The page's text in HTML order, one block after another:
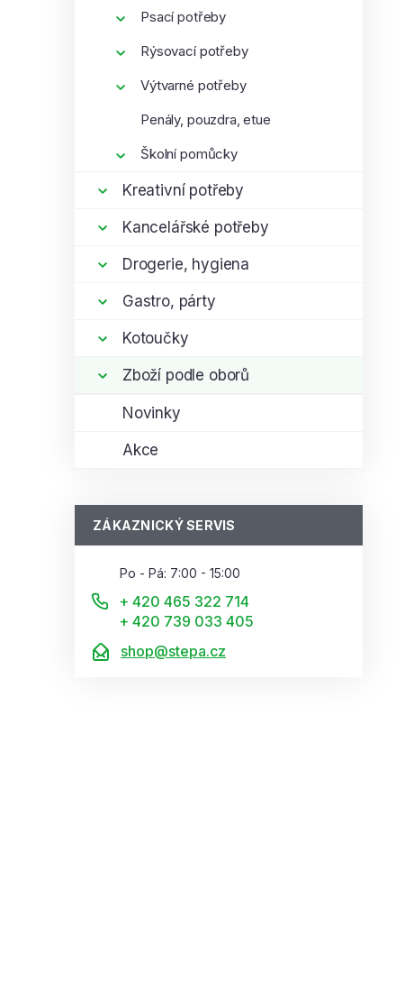
Psací potřeby
Rýsovací potřeby
Výtvarné potřeby
Penály, pouzdra, etue
Školní pomůcky
Kreativní potřeby
Kancelářské potřeby
Drogerie, hygiena
Gastro, párty
Kotoučky
Zboží podle oborů
Novinky
Akce
ZÁKAZNICKÝ SERVIS
Po - Pá: 7:00 - 15:00
+ 420 465 322 714
+ 420 739 033 405
shop@stepa.cz